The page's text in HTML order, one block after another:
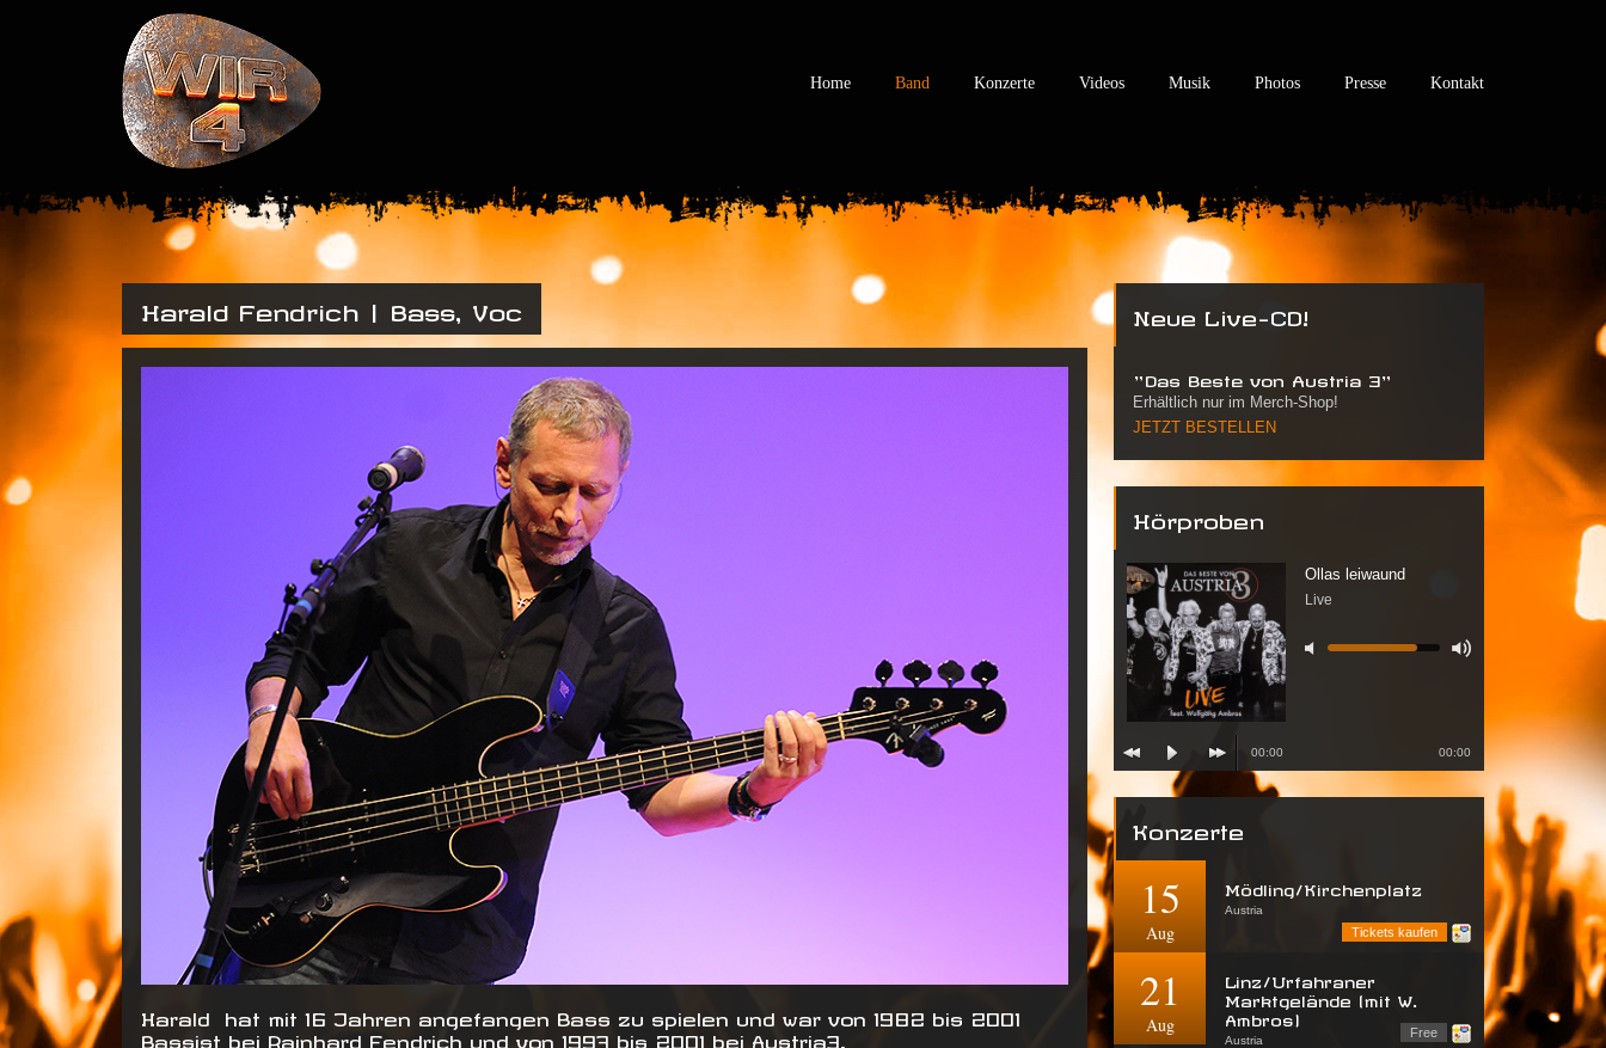
Home Band Konzerte Videos Musik Photos Presse Kontakt
Harald Fendrich | Bass, Voc
Harald hat mit 16 Jahren angefangen Bass zu spielen und war von 1982 bis 2001
Bassist bei Rainhard Fendrich und von 1997 bis 2001 bei Austria3.
Neue Live-CD!
"Das Beste von Austria 3"
Erhältlich nur im Merch-Shop!
JETZT BESTELLEN
Hörproben
Ollas leiwaund
Live
00:00 00:00
Konzerte
15
Aug
Mödling/Kirchenplatz
Austria
Tickets kaufen
21
Aug
Linz/Urfahraner
Marktgelände (mit W.
Ambros)
Austria
Free